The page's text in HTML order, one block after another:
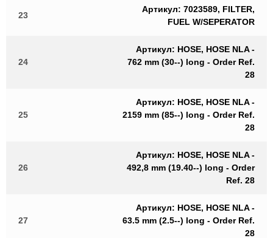
23
Артикул: 7023589, FILTER,
FUEL W/SEPERATOR
24
Артикул: HOSE, HOSE NLA -
762 mm (30--) long - Order Ref.
28
25
Артикул: HOSE, HOSE NLA -
2159 mm (85--) long - Order Ref.
28
26
Артикул: HOSE, HOSE NLA -
492,8 mm (19.40--) long - Order
Ref. 28
27
Артикул: HOSE, HOSE NLA -
63.5 mm (2.5--) long - Order Ref.
28